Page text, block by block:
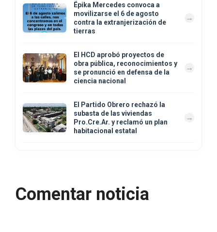
Épika Mercedes convoca a
movilizarse el 6 de agosto
contra la extranjerización de
tierras
El HCD aprobó proyectos de
obra pública, reconocimientos y
se pronunció en defensa de la
ciencia nacional
El Partido Obrero rechazó la
subasta de las viviendas
Pro.Cre.Ar. y reclamó un plan
habitacional estatal
Comentar noticia